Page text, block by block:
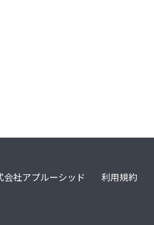
会社アプルーシッド 利用規約